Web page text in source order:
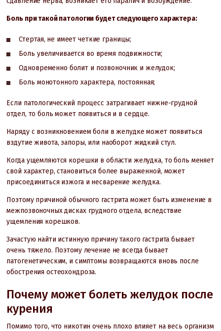
Боль при такой патологии будет следующего характера:
Стертая, не имеет четкие границы;
Боль увеличивается во время подвижности;
Одновременно болит и позвоночник и желудок;
Боль монотонного характера, постоянная;
Если патологический процесс затрагивает нижне-грудной
отдел, то боль может появиться и в сердце.
Наряду с возникновением боли в желудке может появиться
вздутие живота, запоры, или наоборот жидкий стул.
Когда ущемляются корешки в области желудка, то боль меняет
свой характер, становиться более выраженной, может
присоединиться изжога и несварение желудка.
Поэтому причиной обычного гастрита может быть изменение в
межпозвоночных дисках грудного отдела, вследствие
ущемления корешков.
Зачастую найти истинную причину такого гастрита бывает
очень тяжело. Поэтому лечение не всегда бывает
патогенетическим, и симптомы возвращаются вновь после
обострения остеохондроза.
Почему может болеть желудок после
курения
Помимо того, что никотин очень плохо влияет на весь организм